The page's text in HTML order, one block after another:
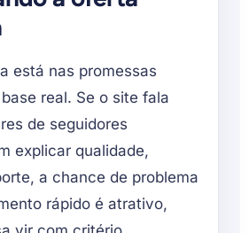
está nas promessas
real. Se o site fala
de seguidores
explicar qualidade,
a chance de problema
rápido é atrativo,